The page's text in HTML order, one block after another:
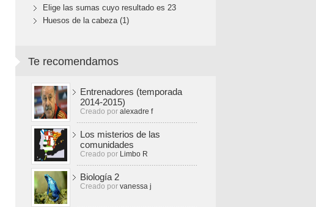
Elige las sumas cuyo resultado es 23
Huesos de la cabeza (1)
Te recomendamos
Entrenadores (temporada
2014-2015)
Creado por alexadre f
Los misterios de las
comunidades
Creado por Limbo R
Biología 2
Creado por vanessa j